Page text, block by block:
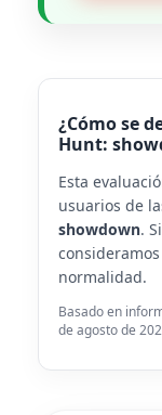
¿Cómo se
Hunt:
Esta
usuarios de
showdown.
normalidad.
Basado en
de agosto de